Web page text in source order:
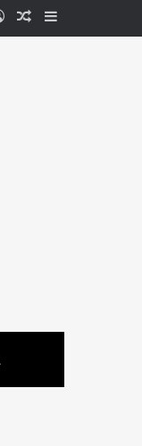
Kayıt OlRastgele Makale